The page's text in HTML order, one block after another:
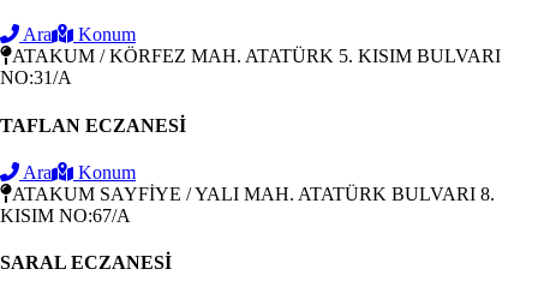
Ara
Konum
ATAKUM / KÖRFEZ MAH. ATATÜRK 5. KISIM BULVARI
NO:31/A
TAFLAN ECZANESİ
Ara
Konum
ATAKUM SAYFİYE / YALI MAH. ATATÜRK BULVARI 8.
KISIM NO:67/A
SARAL ECZANESİ